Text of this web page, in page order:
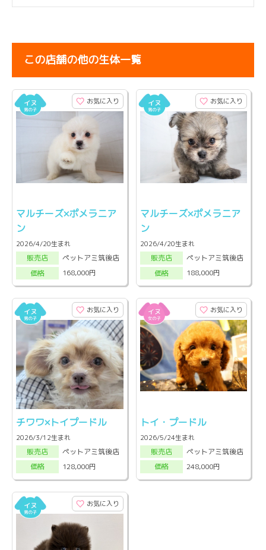
この店舗の他の生体一覧
お気に入り
マルチーズ×ポメラニア
ン
2026/4/20生まれ
販売店
ペットアミ筑後店
価格
168,000円
お気に入り
マルチーズ×ポメラニア
ン
2026/4/20生まれ
販売店
ペットアミ筑後店
価格
188,000円
お気に入り
チワワ×トイプードル
2026/3/12生まれ
販売店
ペットアミ筑後店
価格
128,000円
お気に入り
トイ・プードル
2026/5/24生まれ
販売店
ペットアミ筑後店
価格
248,000円
お気に入り